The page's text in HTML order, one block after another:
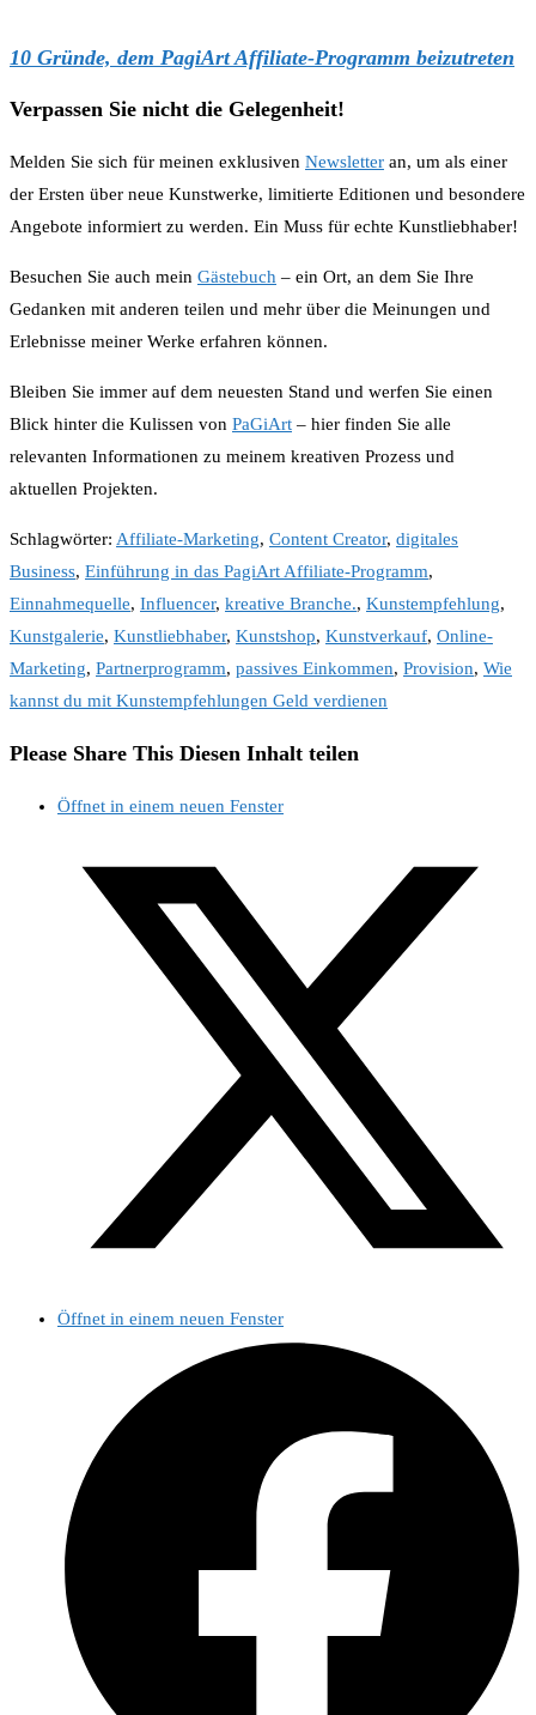
10 Gründe, dem PagiArt Affiliate-Programm beizutreten
Verpassen Sie nicht die Gelegenheit!
Melden Sie sich für meinen exklusiven Newsletter an, um als einer
der Ersten über neue Kunstwerke, limitierte Editionen und besondere
Angebote informiert zu werden. Ein Muss für echte Kunstliebhaber!
Besuchen Sie auch mein Gästebuch – ein Ort, an dem Sie Ihre
Gedanken mit anderen teilen und mehr über die Meinungen und
Erlebnisse meiner Werke erfahren können.
Bleiben Sie immer auf dem neuesten Stand und werfen Sie einen
Blick hinter die Kulissen von PaGiArt – hier finden Sie alle
relevanten Informationen zu meinem kreativen Prozess und
aktuellen Projekten.
Schlagwörter: Affiliate-Marketing, Content Creator, digitales
Business, Einführung in das PagiArt Affiliate-Programm,
Einnahmequelle, Influencer, kreative Branche., Kunstempfehlung,
Kunstgalerie, Kunstliebhaber, Kunstshop, Kunstverkauf, Online-
Marketing, Partnerprogramm, passives Einkommen, Provision, Wie
kannst du mit Kunstempfehlungen Geld verdienen
Please Share This Diesen Inhalt teilen
Öffnet in einem neuen Fenster
Öffnet in einem neuen Fenster